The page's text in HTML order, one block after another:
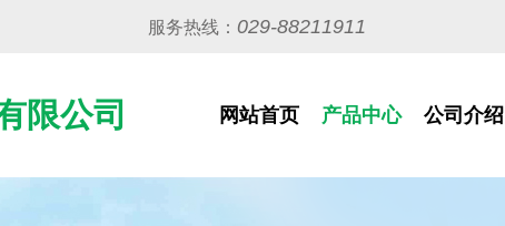
服务热线：029-88211911
限公司 网站首页 产品中心 公司介绍